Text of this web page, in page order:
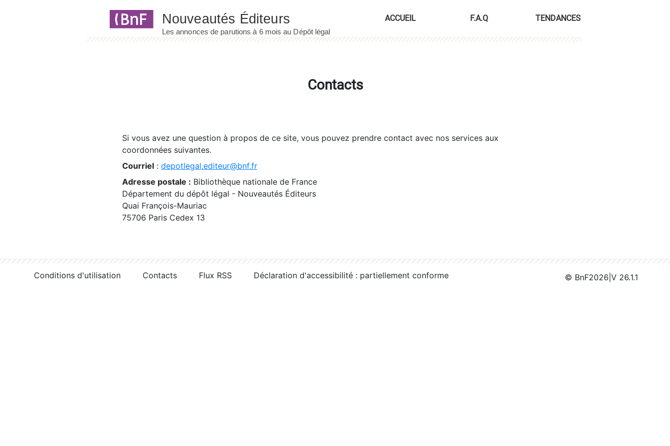
ACCUEIL F.A.Q TENDANCES
Contacts
Si vous avez une question à propos de ce site, vous pouvez prendre contact avec nos services aux
coordonnées suivantes.
Courriel : depotlegal.editeur@bnf.fr
Adresse postale : Bibliothèque nationale de France
Département du dépôt légal - Nouveautés Éditeurs
Quai François-Mauriac
75706 Paris Cedex 13
Conditions d'utilisation Contacts Flux RSS Déclaration d'accessibilité : partiellement conforme © BnF2026 V 26.1.1